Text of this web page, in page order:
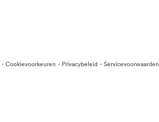
· Cookievoorkeuren · Privacybeleid · Servicevoorwaarden